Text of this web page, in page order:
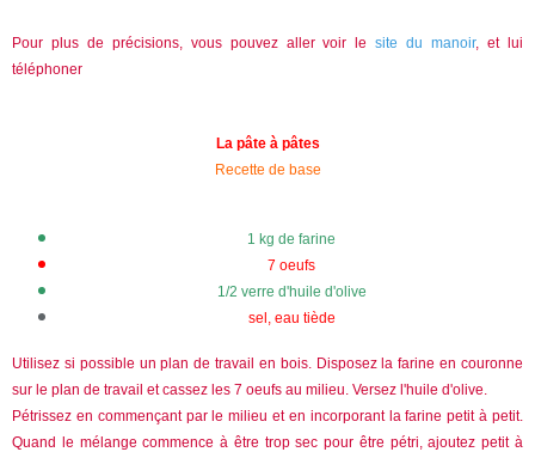
Pour plus de précisions, vous pouvez aller voir lesite du manoir, et lui
téléphoner
La pâte à pâtes
Recette de base
1 kg de farine
7 oeufs
1/2 verre d'huile d'olive
sel, eau tiède
Utilisez si possible un plan de travail en bois. Disposez la farine en couronne
sur le plan de travail et cassez les 7 oeufs au milieu. Versez l'huile d'olive.
Pétrissez en commençant par le milieu et en incorporant la farine petit à petit.
Quand le mélange commence à être trop sec pour être pétri, ajoutez petit à